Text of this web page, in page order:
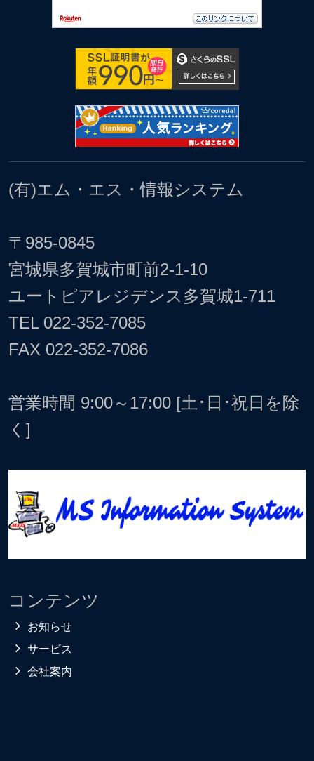
(有)エム・エス・情報システム
〒985-0845
宮城県多賀城市町前2-1-10
ユートピアレジデンス多賀城1-711
TEL 022-352-7085
FAX 022-352-7086
営業時間 9:00～17:00 [土･日･祝日を除
く]
コンテンツ
お知らせ
サービス
会社案内